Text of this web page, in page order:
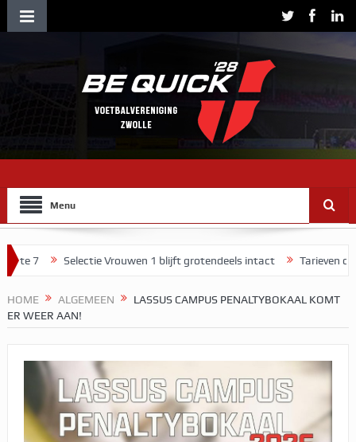
Menu
Selectie Vrouwen 1 blijft grotendeels intact Tarieven contributie
HOME ALGEMEEN
LASSUS CAMPUS PENALTYBOKAAL KOMT
ER WEER AAN!